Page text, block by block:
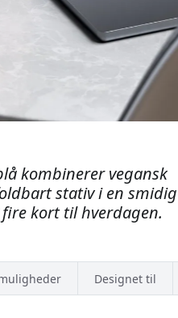
kombinerer vegansk
stativ i en smidig
kort til hverdagen.
Designet til